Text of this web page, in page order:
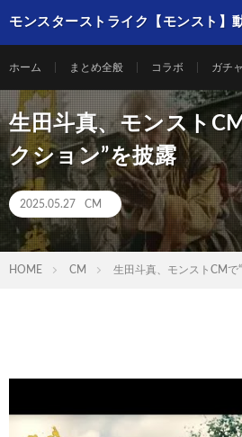
モンスターストライク【モンスト】
ホーム まとめ全般 コラボ ガチャ
生田斗真、モンスト
クション”を披露
2025.05.27 CM
HOME CM 生田斗真、モンストCMで